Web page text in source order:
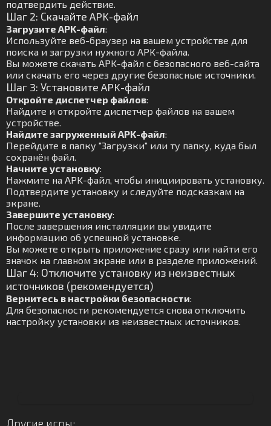
подтвердить действие.
Шаг 2: Скачайте APK-файл
Загрузите APK-файл:
Используйте веб-браузер на вашем устройстве для
поиска и загрузки нужного APK-файла.
Вы можете скачать APK-файл с безопасного веб-сайта
или скачать его через другие безопасные источники.
Шаг 3: Установите APK-файл
Откройте диспетчер файлов:
Найдите и откройте диспетчер файлов на вашем
устройстве.
Найдите загруженный APK-файл:
Перейдите в папку "Загрузки" или ту папку, куда был
сохранён файл.
Начните установку:
Нажмите на APK-файл, чтобы инициировать установку.
Подтвердите установку и следуйте подсказкам на
экране.
Завершите установку:
После завершения инсталляции вы увидите
информацию об успешной установке.
Вы можете открыть приложение сразу или найти его
значок на главном экране или в разделе приложений.
Шаг 4: Отключите установку из неизвестных
источников (рекомендуется)
Вернитесь в настройки безопасности:
Для безопасности рекомендуется снова отключить
настройку установки из неизвестных источников.
Другие игры: